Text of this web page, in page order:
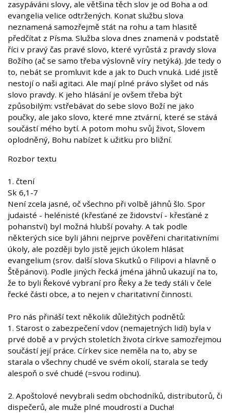
zasypáváni slovy, ale většina těch slov je od Boha a od
evangelia velice odtržených. Konat službu slova
neznamená samozřejmě stát na rohu a tam hlasitě
předčítat z Písma. Služba slova dnes znamená v podstatě
říci v pravý čas pravé slovo, které vyrůstá z pravdy slova
Božího (ač se samo třeba výslovně víry netýká). Jde tedy o
to, nebát se promluvit kde a jak to Duch vnuká. Lidé jistě
nestojí o naši agitaci. Ale mají plné právo slyšet od nás
slovo pravdy. K jeho hlásání je ovšem třeba být
způsobilým: vstřebávat do sebe slovo Boží ne jako
poučky, ale jako slovo, které mne ztvární, které se stává
součástí mého bytí. A potom mohu svůj život, Slovem
oplodněný, Bohu nabízet k užitku pro bližní.
Rozbor textu
1. čtení
Sk 6,1-7
Není zcela jasné, oč všechno při volbě jáhnů šlo. Spor
judaisté - helénisté (křesťané ze židovství - křesťané z
pohanství) byl možná hlubší povahy. A tak podle
některých sice byli jáhni nejprve pověřeni charitativními
úkoly, ale později bylo jistě jejich úkolem hlásat
evangelium (srov. další slova Skutků o Filipovi a hlavně o
Štěpánovi). Podle jiných řecká jména jáhnů ukazují na to,
že to byli Řekové vybraní pro Řeky a že tedy stáli v čele
řecké části obce, a to nejen v charitativní činnosti.
Pro nás přináší text několik důležitých podnětů:
1. Starost o zabezpečení vdov (nemajetných lidí) byla v
prvé době a v prvých stoletích života církve samozřejmou
součástí její práce. Církev sice neměla na to, aby se
starala o všechny chudé ve svém okolí, starala se tedy
alespoň o své chudé (=svou rodinu).
2. Apoštolové nevybrali sedm obchodníků, distributorů, či
dispečerů, ale muže plné moudrosti a Ducha!